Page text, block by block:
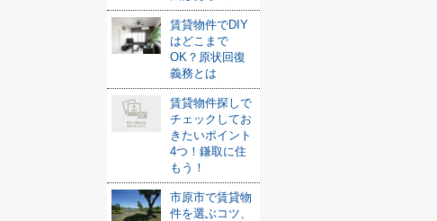
賃貸物件でDIY
はどこまで
OK？原状回復
義務とは
賃貸物件探しで
チェックしてお
きたいポイント
4つ！鎌取に住
もう！
市原市で賃貸物
件を選ぶコツ、